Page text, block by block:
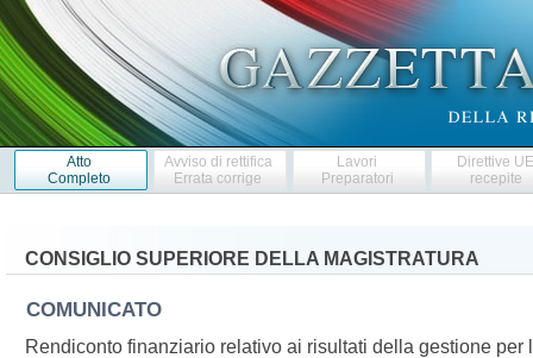
Atto
Completo
Avviso di rettifica
Errata corrige
Lavori
Preparatori
Direttive
recepite
CONSIGLIO SUPERIORE DELLA MAGISTRATURA
COMUNICATO
Rendiconto finanziario relativo ai risultati della gestione